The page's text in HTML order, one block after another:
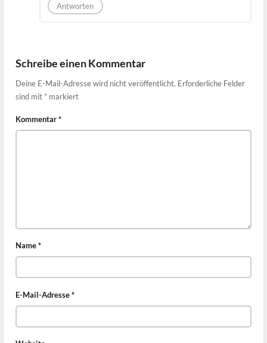
Antworten
Schreibe einen Kommentar
Deine E-Mail-Adresse wird nicht veröffentlicht. Erforderliche Felder
sind mit * markiert
Kommentar*
Name*
E-Mail-Adresse*